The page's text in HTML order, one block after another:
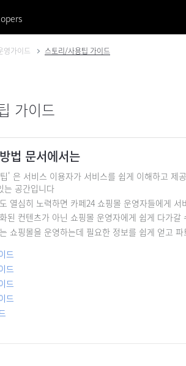
영가이드 스토리/사용팁 가이드
가이드
법 문서에서는
' 은 서비스 이용자가 서비스를 쉽게 이해하고 제
는 공간입니다
열심히 노력하면 카페24 쇼핑몰 운영자들에게
된 컨텐츠가 아닌 쇼핑몰 운영자에게 쉽게 다가
쇼핑몰을 운영하는데 필요한 정보를 쉽게 얻고
드
드
드
드